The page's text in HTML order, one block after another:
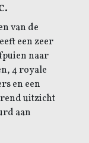
van de
een zeer
naar
4 royale
en een
uitzicht
aan